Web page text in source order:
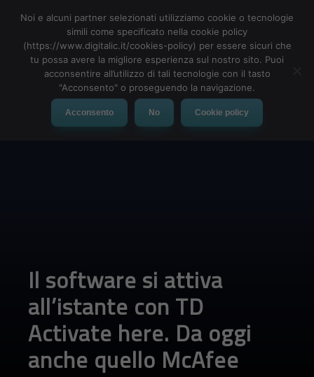
MENU
Il software si attiva
all’istante con TD
Activate here. Da oggi
anche quello McAfee
Noi e alcuni partner selezionati utilizziamo cookie o tecnologie
simili come specificato nella cookie policy
(https://www.digitalic.it/cookies-policy) per essere sicuri che
tu possa avere la migliore esperienza sul nostro sito. Puoi
acconsentire all’utilizzo di tali tecnologie con il tasto
"Acconsento" o proseguendo la navigazione.
Acconsento No Cookie policy